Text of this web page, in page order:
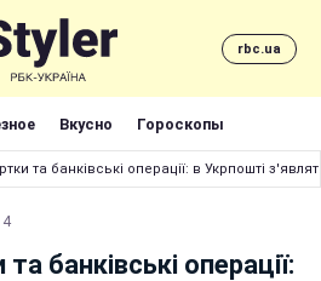
rbc.ua
Вкусно Гороскопы
та банківські операції: в Укрпошті
банківські операції: